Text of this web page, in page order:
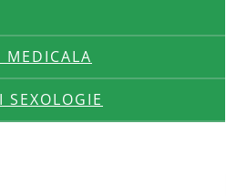
MEDICALA
SEXOLOGIE